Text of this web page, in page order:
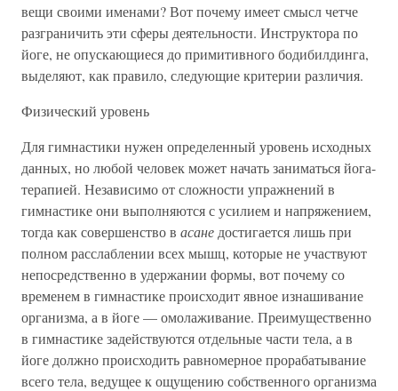
вещи своими именами? Вот почему имеет смысл четче
разграничить эти сферы деятельности. Инструктора по
йоге, не опускающиеся до примитивного бодибилдинга,
выделяют, как правило, следующие критерии различия.
Физический уровень
Для гимнастики нужен определенный уровень исходных
данных, но любой человек может начать заниматься йога-
терапией. Независимо от сложности упражнений в
гимнастике они выполняются с усилием и напряжением,
тогда как совершенство в асане достигается лишь при
полном расслаблении всех мышц, которые не участвуют
непосредственно в удержании формы, вот почему со
временем в гимнастике происходит явное изнашивание
организма, а в йоге — омолаживание. Преимущественно
в гимнастике задействуются отдельные части тела, а в
йоге должно происходить равномерное прорабатывание
всего тела, ведущее к ощущению собственного организма